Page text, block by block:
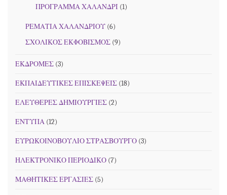
ΠΡΟΓΡΑΜΜΑ ΧΑΛΑΝΔΡΙ (1)
ΡΕΜΑΤΙΑ ΧΑΛΑΝΔΡΙΟΥ (6)
ΣΧΟΛΙΚΟΣ ΕΚΦΟΒΙΣΜΟΣ (9)
ΕΚΔΡΟΜΕΣ (3)
ΕΚΠΑΙΔΕΥΤΙΚΕΣ ΕΠΙΣΚΕΨΕΙΣ (18)
ΕΛΕΥΘΕΡΕΣ ΔΗΜΙΟΥΡΓΙΕΣ (2)
ΕΝΤΥΠΑ (12)
ΕΥΡΩΚΟΙΝΟΒΟΥΛΙΟ ΣΤΡΑΣΒΟΥΡΓΟ (3)
ΗΛΕΚΤΡΟΝΙΚΟ ΠΕΡΙΟΔΙΚΟ (7)
ΜΑΘΗΤΙΚΕΣ ΕΡΓΑΣΙΕΣ (5)